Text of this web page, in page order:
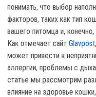
понимать, что выбор
факторов, таких как тип
вашего питомца и,
Как отмечает сайт Glavpost,
может привести к
аллергии, проблемы с
статье мы рассмотрим
влияние на здоровье